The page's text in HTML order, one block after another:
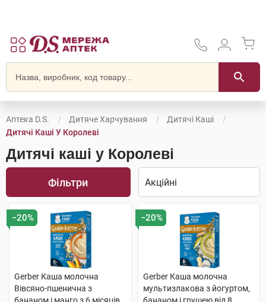
Аптека D.S. Дитяче Харчування
Дитячі Каші
Дитячі Каші У Королеві
Дитячі каші у Королеві
Фільтри
−20%
Gerber Каша молочна
Вівсяно-пшенична з
−20%
Gerber Каша молочна
мультизлакова з йогуртом,